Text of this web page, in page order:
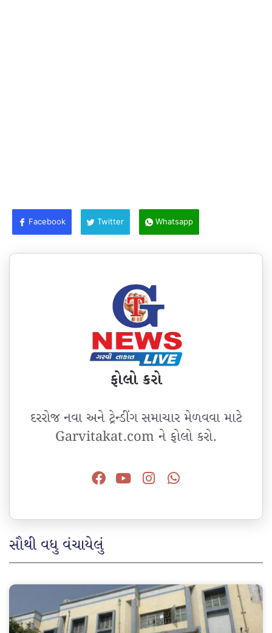
Facebook Twitter Whatsapp
ફોલો કરો
દરરોજ નવા અને ટ્રેન્ડીંગ સમાચાર મેળવવા માટે
Garvitakat.com ને ફોલો કરો.
સૌથી વધુ વંચાયેલું